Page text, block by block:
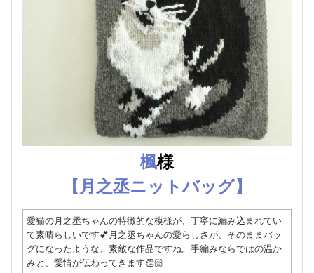
楓様
【月之丞ニットバッグ】
愛猫の月之丞ちゃんの特徴的な模様が、丁寧に編み込まれてい
て素晴らしいです💕月之丞ちゃんの愛らしさが、そのままバッ
グになったような、素敵な作品ですね。手編みならではの温か
みと、愛情が伝わってきます👏🏻